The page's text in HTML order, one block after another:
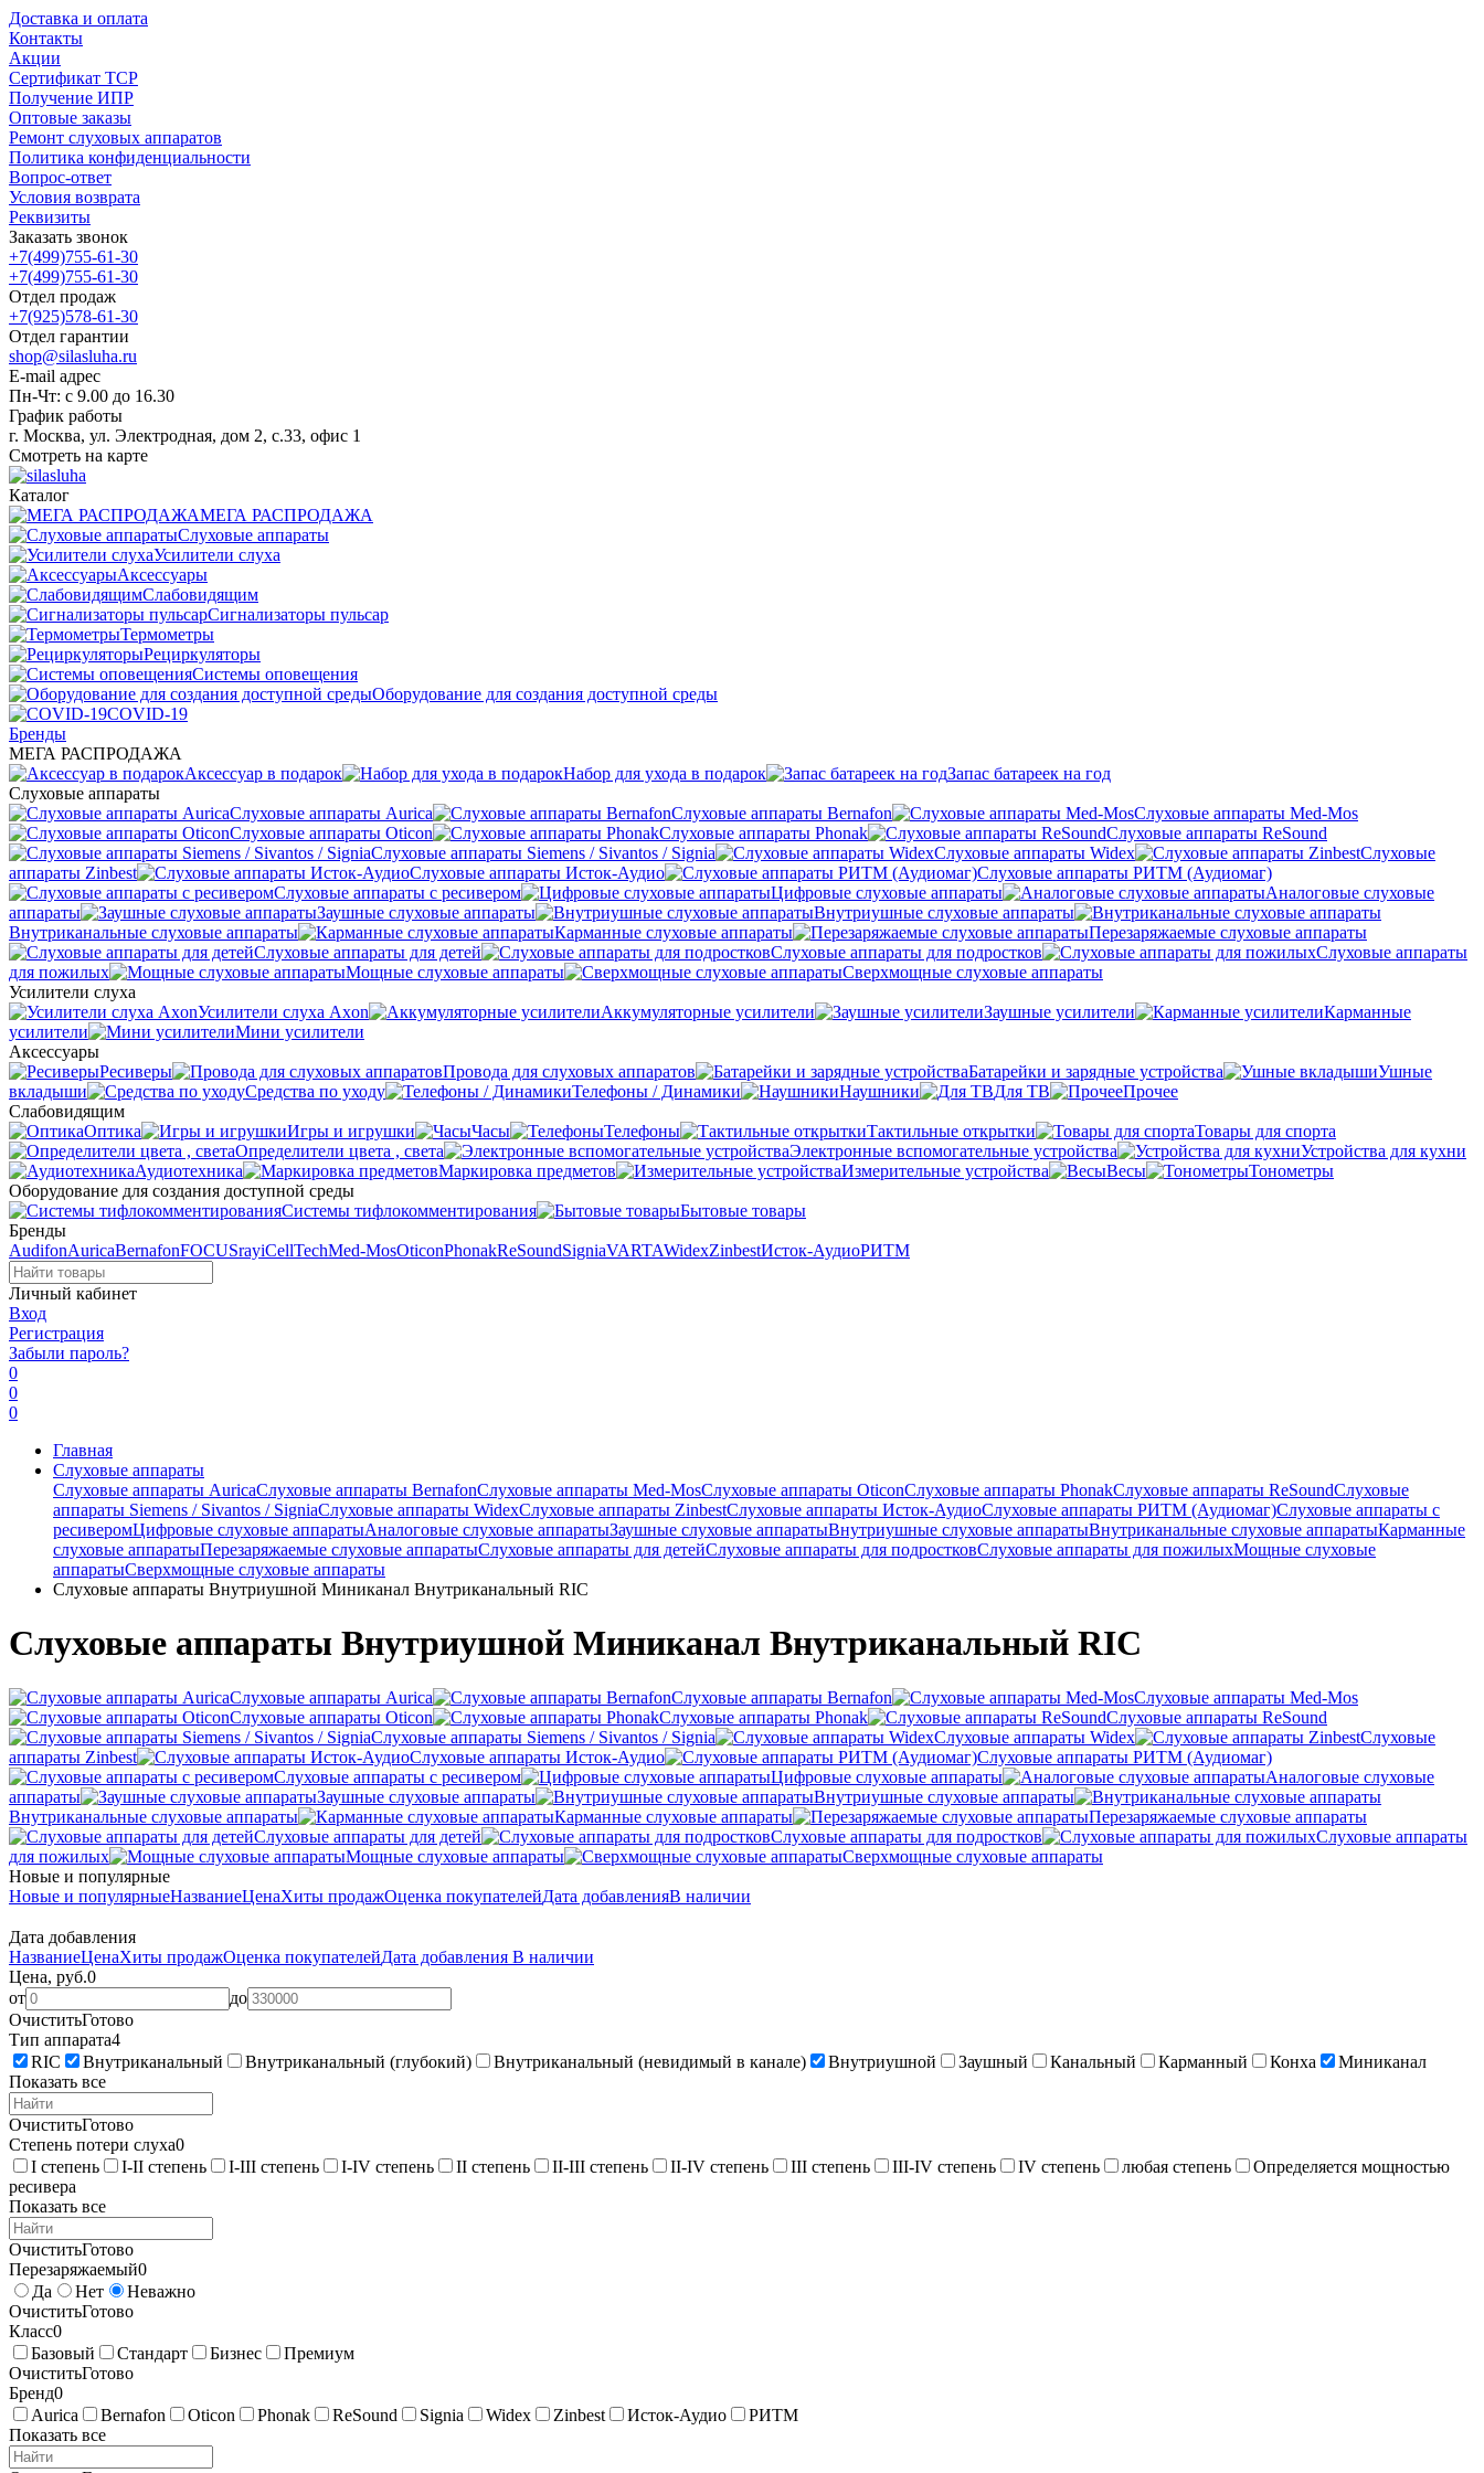
Доставка и оплата
Контакты
Акции
Сертификат ТСР
Получение ИПР
Оптовые заказы
Ремонт слуховых аппаратов
Политика конфиденциальности
Вопрос-ответ
Условия возврата
Реквизиты
Заказать звонок
+7(499)755-61-30
+7(499)755-61-30
Отдел продаж
+7(925)578-61-30
Отдел гарантии
shop@silasluha.ru
E-mail адрес
Пн-Чт: с 9.00 до 16.30
График работы
г. Москва, ул. Электродная, дом 2, с.33, офис 1
Смотреть на карте
Каталог
МЕГА РАСПРОДАЖА
Слуховые аппараты
Усилители слуха
Аксессуары
Слабовидящим
Сигнализаторы пульсар
Термометры
Рециркуляторы
Cистемы оповещения
Оборудование для создания доступной среды
COVID-19
Бренды
МЕГА РАСПРОДАЖА
Аксессуар в подарок
Набор для ухода в подарок
Запас батареек на год
Слуховые аппараты
Слуховые аппараты Aurica
Слуховые аппараты Bernafon
Слуховые аппараты Med-Mos
Слуховые аппараты Oticon
Слуховые аппараты Phonak
Слуховые аппараты ReSound
Слуховые аппараты Siemens / Sivantos / Signia
Слуховые аппараты Widex
Слуховые
аппараты Zinbest
Слуховые аппараты Исток-Аудио
Слуховые аппараты РИТМ (Аудиомаг)
Слуховые аппараты с ресивером
Цифровые слуховые аппараты
Аналоговые слуховые
аппараты
Заушные слуховые аппараты
Внутриушные слуховые аппараты
Внутриканальные слуховые аппараты
Карманные слуховые аппараты
Перезаряжаемые слуховые аппараты
Слуховые аппараты для детей
Слуховые аппараты для подростков
Слуховые аппараты
для пожилых
Мощные слуховые аппараты
Сверхмощные слуховые аппараты
Усилители слуха
Усилители слуха Axon
Аккумуляторные усилители Заушные усилители
Карманные
усилители
Мини усилители
Аксессуары
Ресиверы
Провода для слуховых аппаратов Батарейки и зарядные устройства
Ушные
вкладыши
Средства по уходу Телефоны / Динамики Наушники Для ТВ
Прочее
Слабовидящим
Оптика
Игры и игрушки Часы Телефоны Тактильные открытки
Товары для спорта
Определители цвета , света
Электронные вспомогательные устройства
Устройства для кухни
Аудиотехника
Маркировка предметов Измерительные устройства Весы
Тонометры
Оборудование для создания доступной среды
Системы тифлокомментирования
Бытовые товары
Бренды
AudifonAuricaBernafonFOCUSrayiCellTechMed-MosOticonPhonakReSoundSigniaVARTAWidexZinbestИсток-АудиоРИТМ
Личный кабинет
Вход
Регистрация
Забыли пароль?
0
0
0
Главная
Слуховые аппараты
Слуховые аппараты AuricaСлуховые аппараты BernafonСлуховые аппараты Med-MosСлуховые аппараты OticonСлуховые аппараты PhonakСлуховые аппараты ReSoundСлуховые
аппараты Siemens / Sivantos / SigniaСлуховые аппараты WidexСлуховые аппараты ZinbestСлуховые аппараты Исток-АудиоСлуховые аппараты РИТМ (Аудиомаг)Слуховые аппараты с
ресиверомЦифровые слуховые аппаратыАналоговые слуховые аппаратыЗаушные слуховые аппаратыВнутриушные слуховые аппаратыВнутриканальные слуховые аппаратыКарманные
слуховые аппаратыПерезаряжаемые слуховые аппаратыСлуховые аппараты для детейСлуховые аппараты для подростковСлуховые аппараты для пожилыхМощные слуховые
аппаратыСверхмощные слуховые аппараты
Слуховые аппараты Внутриушной Миниканал Внутриканальный RIC
Слуховые аппараты Внутриушной Миниканал Внутриканальный RIC
Слуховые аппараты Aurica Слуховые аппараты Bernafon
Слуховые аппараты Med-Mos
Слуховые аппараты Oticon
Слуховые аппараты Phonak
Слуховые аппараты ReSound
Слуховые аппараты Siemens / Sivantos / Signia
Слуховые аппараты Widex
Слуховые
аппараты Zinbest
Слуховые аппараты Исток-Аудио
Слуховые аппараты РИТМ (Аудиомаг)
Слуховые аппараты с ресивером
Цифровые слуховые аппараты
Аналоговые слуховые
аппараты
Заушные слуховые аппараты
Внутриушные слуховые аппараты
Внутриканальные слуховые аппараты
Карманные слуховые аппараты
Перезаряжаемые слуховые аппараты
Слуховые аппараты для детей
Слуховые аппараты для подростков
Слуховые аппараты
для пожилых
Мощные слуховые аппараты
Сверхмощные слуховые аппараты
Новые и популярные
Новые и популярныеНазваниеЦенаХиты продажОценка покупателейДата добавленияВ наличии
Дата добавления
НазваниеЦенаХиты продажОценка покупателейДата добавления В наличии
Цена, руб.0
от
до
ОчиститьГотово
Тип аппарата4
RIC
Внутриканальный Внутриканальный (глубокий) Внутриканальный (невидимый в канале) Внутриушной Заушный Канальный Карманный Конха
Миниканал
Показать все
ОчиститьГотово
Степень потери слуха0
I степень
I-II степень I-III степень I-IV степень II степень II-III степень II-IV степень III степень III-IV степень IV степень любая степень
Определяется мощностью
ресивера
Показать все
ОчиститьГотово
Перезаряжаемый0
Да
Нет
Неважно
ОчиститьГотово
Класс0
Базовый
Стандарт Бизнес
Премиум
ОчиститьГотово
Бренд0
Aurica
Bernafon Oticon Phonak ReSound Signia Widex Zinbest Исток-Аудио
РИТМ
Показать все